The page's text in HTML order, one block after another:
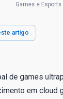
Games e
artigo
de games
em cloud